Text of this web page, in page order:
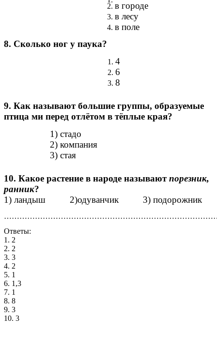
в городе
в лесу
в поле
8. Сколько ног у паука?
4
6
8
9. Как называют большие группы, образуемые
птица ми перед отлётом в тёплые края?
1) стадо
2) компания
3) стая
10. Какое растение в народе называютпорезник,
ранник?
1) ландыш 2)одуванчик 3) подорожник
Ответы:
1. 2
2. 2
3. 3
4. 2
5. 1
6. 1,3
7. 1
8. 8
9. 3
10. 3